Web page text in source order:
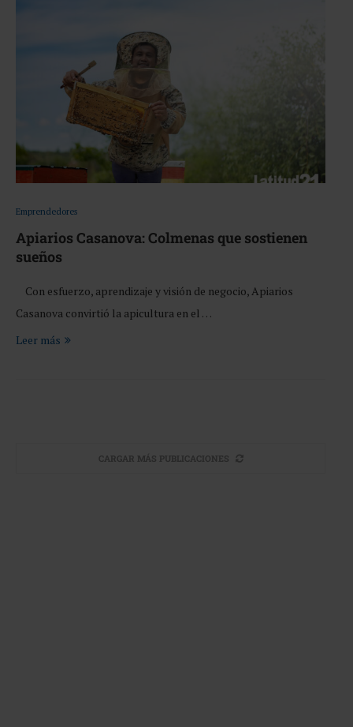
Emprendedores
Apiarios Casanova: Colmenas que sostienen
sueños
Con esfuerzo, aprendizaje y visión de negocio, Apiarios
Casanova convirtió la apicultura en el …
Leer más
CARGAR MÁS PUBLICACIONES